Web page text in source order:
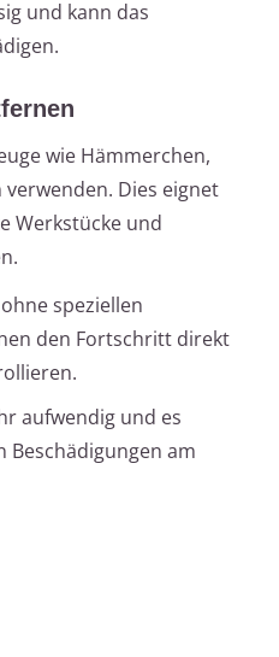
und kann das
wie Hämmerchen,
Dies eignet
Werkstücke und
speziellen
den Fortschritt direkt
aufwendig und es
Beschädigungen am